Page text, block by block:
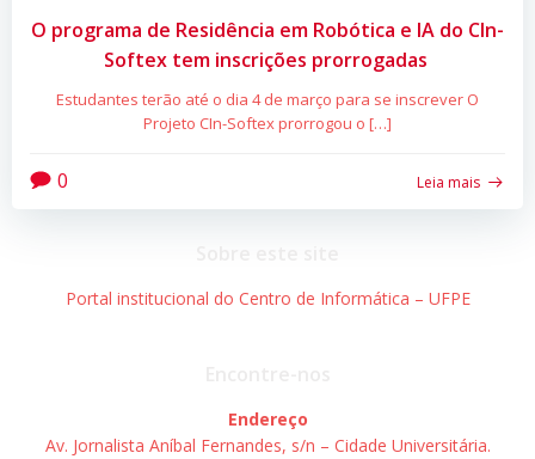
O programa de Residência em Robótica e IA do CIn-
Softex tem inscrições prorrogadas
Estudantes terão até o dia 4 de março para se inscrever O
Projeto CIn-Softex prorrogou o […]
0 Leia mais
Portal institucional do Centro de Informática – UFPE
Endereço
Av. Jornalista Aníbal Fernandes, s/n – Cidade Universitária.